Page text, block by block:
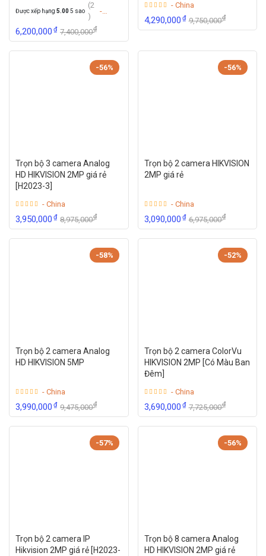
Được xếp hạng 5.005 sao
(2
)
-
6,200,000₫ 7,400,000₫
- China
4,290,000₫ 9,750,000₫
-56%
Trọn bộ 3 camera Analog
HD HIKVISION 2MP giá rẻ
[H2023-3]
- China
3,950,000₫ 8,975,000₫
-56%
Trọn bộ 2 camera HIKVISION
2MP giá rẻ
- China
3,090,000₫ 6,975,000₫
-58%
Trọn bộ 2 camera Analog
HD HIKVISION 5MP
- China
3,990,000₫ 9,475,000₫
-52%
Trọn bộ 2 camera ColorVu
HIKVISION 2MP [Có Màu Ban
Đêm]
- China
3,690,000₫ 7,725,000₫
-57%
Trọn bộ 2 camera IP
Hikvision 2MP giá rẻ [H2023-
-56%
Trọn bộ 8 camera Analog
HD HIKVISION 2MP giá rẻ